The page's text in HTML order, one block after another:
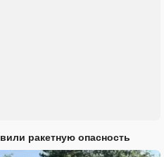
ракетную опасность